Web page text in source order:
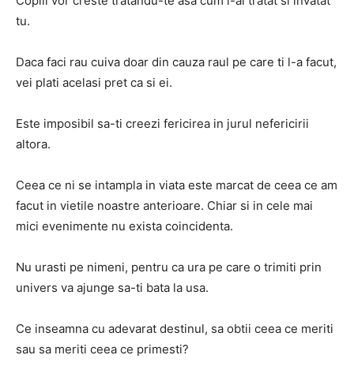
tu.
Daca faci rau cuiva doar din cauza raul pe care ti l-a facut,
vei plati acelasi pret ca si ei.
Este imposibil sa-ti creezi fericirea in jurul nefericirii
altora.
Ceea ce ni se intampla in viata este marcat de ceea ce am
facut in vietile noastre anterioare. Chiar si in cele mai
mici evenimente nu exista coincidenta.
Nu urasti pe nimeni, pentru ca ura pe care o trimiti prin
univers va ajunge sa-ti bata la usa.
Ce inseamna cu adevarat destinul, sa obtii ceea ce meriti
sau sa meriti ceea ce primesti?